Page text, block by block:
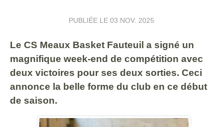
PUBLIÉE LE 03 NOV. 2025
Le CS Meaux Basket Fauteuil a signé un
magnifique week-end de compétition avec
deux victoires pour ses deux sorties. Ceci
annonce la belle forme du club en ce début
de saison.